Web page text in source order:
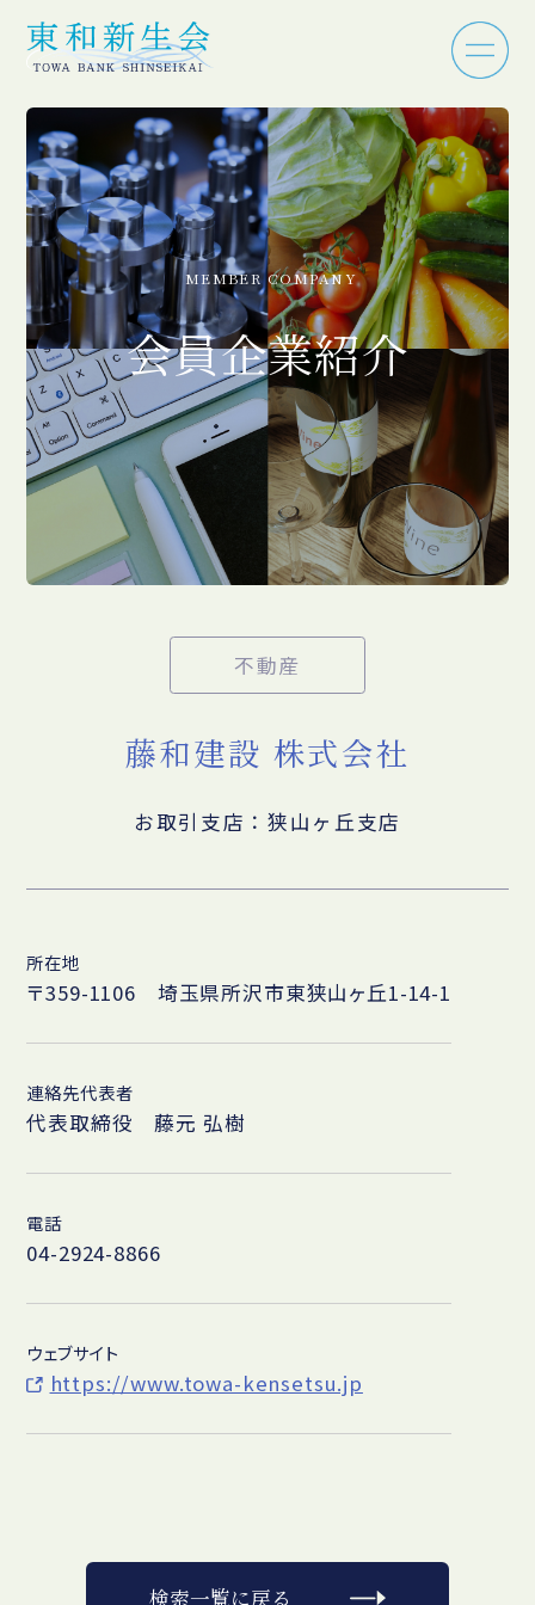
MEMBER COMPANY
会員企業紹介
不動産
藤和建設 株式会社
お取引支店：狭山ヶ丘支店
所在地
〒359-1106 埼玉県所沢市東狭山ヶ丘1-14-1
連絡先代表者
代表取締役 藤元 弘樹
電話
04-2924-8866
ウェブサイト
https://www.towa-kensetsu.jp
検索一覧に戻る